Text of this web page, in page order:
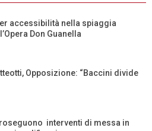
accessibilità nella spiaggia
Don Guanella
Opposizione: “Baccini divide
interventi di messa in